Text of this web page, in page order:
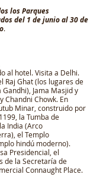
los Parques
del 1 de junio al 30 de
.
al hotel. Visita a Delhi.
Raj Ghat (los lugares de
Jama Masjid y
Chandni Chowk. En
Minar, construido por
la Tumba de
India (Arco
el Templo
hindú moderno).
Presidencial, el
de la Secretaría de
Connaught Place.